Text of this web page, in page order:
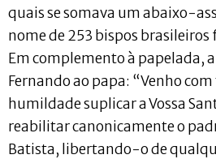
quais se somava um abaixo-
nome de 253 bispos brasileiros
Em complemento à papelada,
Fernando ao papa: “Venho
humildade suplicar a Vossa
reabilitar canonicamente o
Batista, libertando-o de